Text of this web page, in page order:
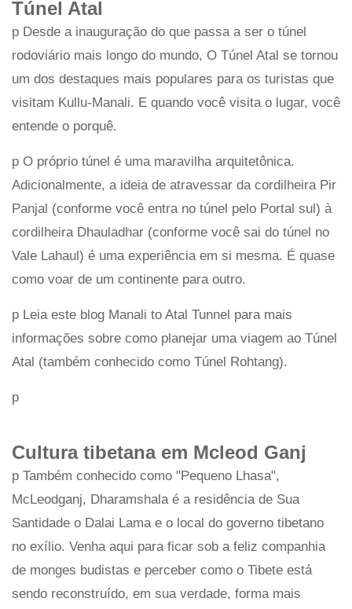
Túnel Atal
p Desde a inauguração do que passa a ser o túnel
rodoviário mais longo do mundo, O Túnel Atal se tornou
um dos destaques mais populares para os turistas que
visitam Kullu-Manali. E quando você visita o lugar, você
entende o porquê.
p O próprio túnel é uma maravilha arquitetônica.
Adicionalmente, a ideia de atravessar da cordilheira Pir
Panjal (conforme você entra no túnel pelo Portal sul) à
cordilheira Dhauladhar (conforme você sai do túnel no
Vale Lahaul) é uma experiência em si mesma. É quase
como voar de um continente para outro.
p Leia este blog Manali to Atal Tunnel para mais
informações sobre como planejar uma viagem ao Túnel
Atal (também conhecido como Túnel Rohtang).
p
Cultura tibetana em Mcleod Ganj
p Também conhecido como "Pequeno Lhasa",
McLeodganj, Dharamshala é a residência de Sua
Santidade o Dalai Lama e o local do governo tibetano
no exílio. Venha aqui para ficar sob a feliz companhia
de monges budistas e perceber como o Tibete está
sendo reconstruído, em sua verdade, forma mais